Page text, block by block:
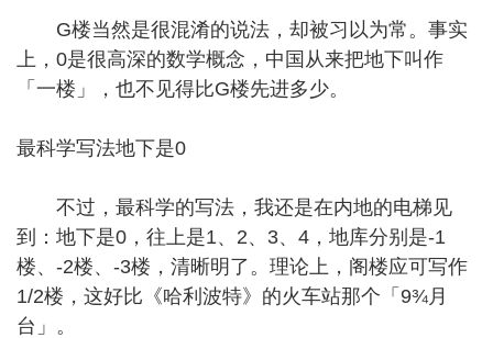
G楼当然是很混淆的说法，却被习以为常。事实
上，0是很高深的数学概念，中国从来把地下叫作
「一楼」，也不见得比G楼先进多少。
最科学写法地下是0
不过，最科学的写法，我还是在内地的电梯见
到：地下是0，往上是1、2、3、4，地库分别是-1
楼、-2楼、-3楼，清晰明了。理论上，阁楼应可写作
1/2楼，这好比《哈利波特》的火车站那个「9¾月
台」。